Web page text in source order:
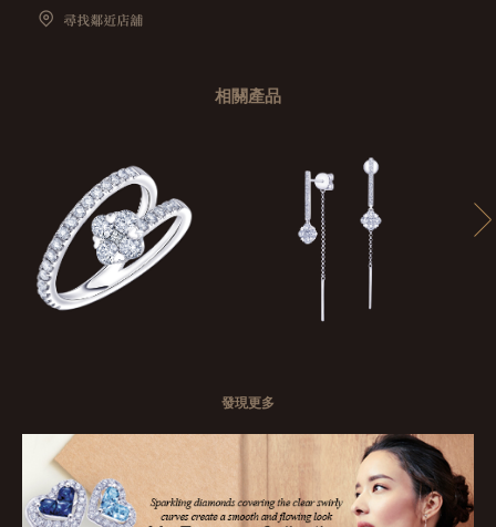
相關產品
發現更多